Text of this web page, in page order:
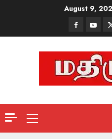
August 9,
Facebook
TV
Primary
Menu